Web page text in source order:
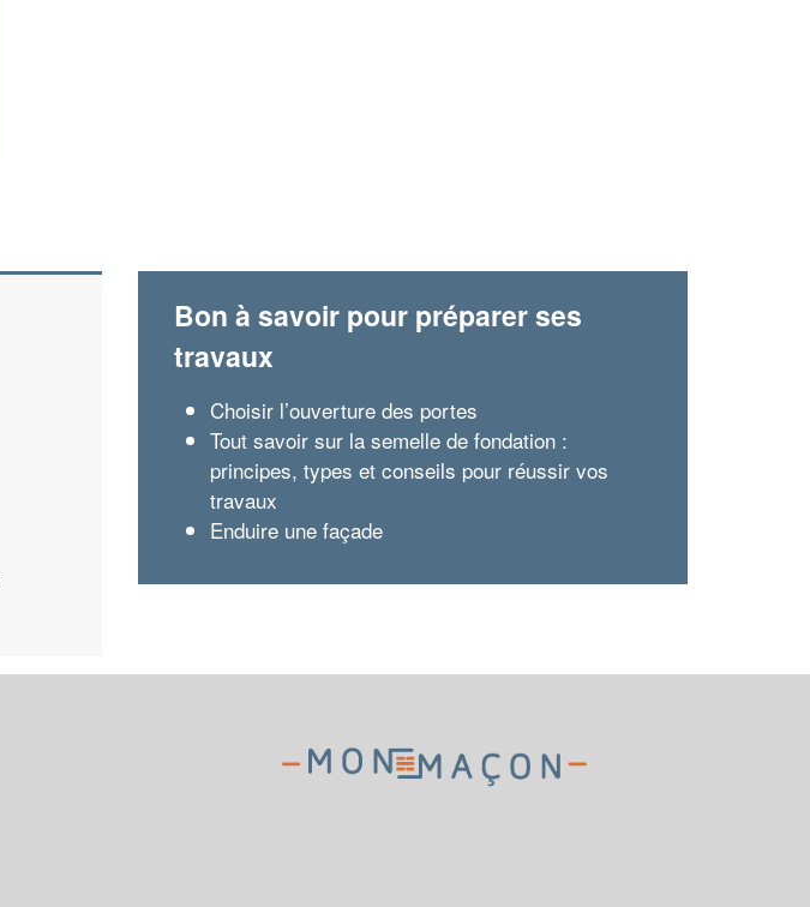
Bon à savoir pour préparer ses
travaux
Choisir l’ouverture des portes
Tout savoir sur la semelle de fondation :
principes, types et conseils pour réussir vos
travaux
Enduire une façade